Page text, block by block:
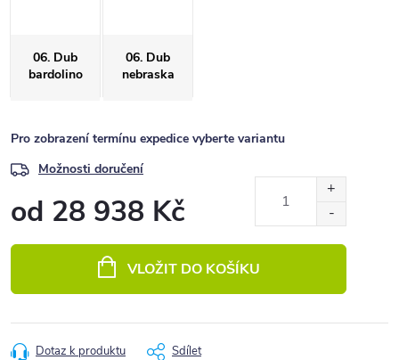
06. Dub
bardolino
06. Dub
nebraska
Pro zobrazení termínu expedice vyberte variantu
Možnosti doručení
od 28 938 Kč
VLOŽIT DO KOŠÍKU
Dotaz k produktu Sdílet